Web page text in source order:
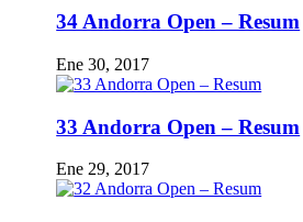
34 Andorra Open – Resum
Ene 30, 2017
33 Andorra Open – Resum
Ene 29, 2017